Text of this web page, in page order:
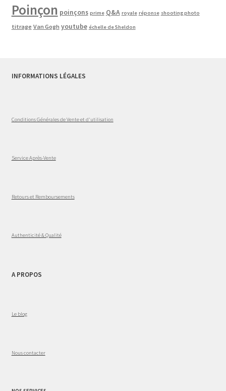
Poinçon poinçons prime Q&A royale réponse shooting photo
titrage Van Gogh youtube échelle de Sheldon
INFORMATIONS LÉGALES
Conditions Générales de Vente et d'utilisation
Service Après-Vente
Retours et Remboursements
Authenticité & Qualité
A PROPOS
Le blog
Nous contacter